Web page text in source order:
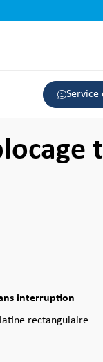
Service
interruption
rectangulaire